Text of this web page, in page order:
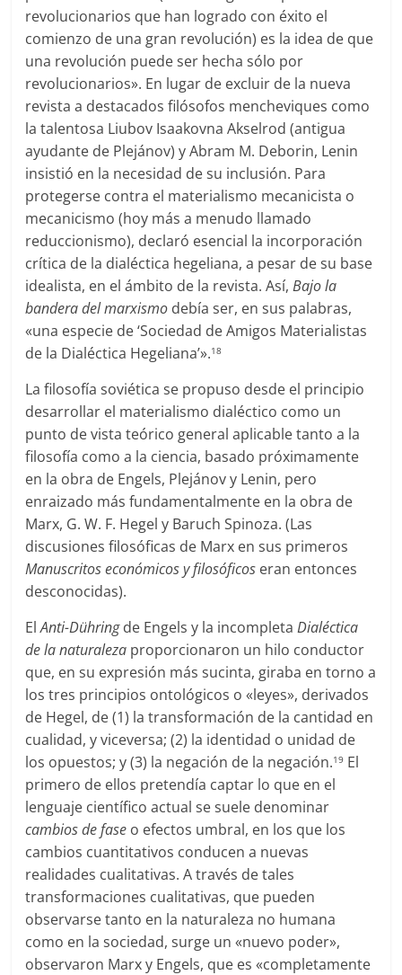
revolucionarios que han logrado con éxito el
comienzo de una gran revolución) es la idea de que
una revolución puede ser hecha sólo por
revolucionarios». En lugar de excluir de la nueva
revista a destacados filósofos mencheviques como
la talentosa Liubov Isaakovna Akselrod (antigua
ayudante de Plejánov) y Abram M. Deborin, Lenin
insistió en la necesidad de su inclusión. Para
protegerse contra el materialismo mecanicista o
mecanicismo (hoy más a menudo llamado
reduccionismo), declaró esencial la incorporación
crítica de la dialéctica hegeliana, a pesar de su base
idealista, en el ámbito de la revista. Así,Bajo la
bandera del marxismo debía ser, en sus palabras,
«una especie de ‘Sociedad de Amigos Materialistas
de la Dialéctica Hegeliana’».18
La filosofía soviética se propuso desde el principio
desarrollar el materialismo dialéctico como un
punto de vista teórico general aplicable tanto a la
filosofía como a la ciencia, basado próximamente
en la obra de Engels, Plejánov y Lenin, pero
enraizado más fundamentalmente en la obra de
Marx, G. W. F. Hegel y Baruch Spinoza. (Las
discusiones filosóficas de Marx en sus primeros
Manuscritos económicos y filosóficos eran entonces
desconocidas).
ElAnti-Dühringde Engels y la incompletaDialéctica
de la naturaleza proporcionaron un hilo conductor
que, en su expresión más sucinta, giraba en torno a
los tres principios ontológicos o «leyes», derivados
de Hegel, de (1) la transformación de la cantidad en
cualidad, y viceversa; (2) la identidad o unidad de
los opuestos; y (3) la negación de la negación.19 El
primero de ellos pretendía captar lo que en el
lenguaje científico actual se suele denominar
cambios de fase o efectos umbral, en los que los
cambios cuantitativos conducen a nuevas
realidades cualitativas. A través de tales
transformaciones cualitativas, que pueden
observarse tanto en la naturaleza no humana
como en la sociedad, surge un «nuevo poder»,
observaron Marx y Engels, que es «completamente